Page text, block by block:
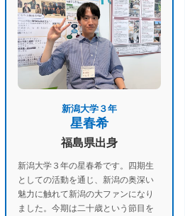
新潟大学３年
星春希
福島県出身
新潟大学３年の星春希です。四期生
としての活動を通じ、新潟の奥深い
魅力に触れて新潟の大ファンになり
ました。今期は二十歳という節目を